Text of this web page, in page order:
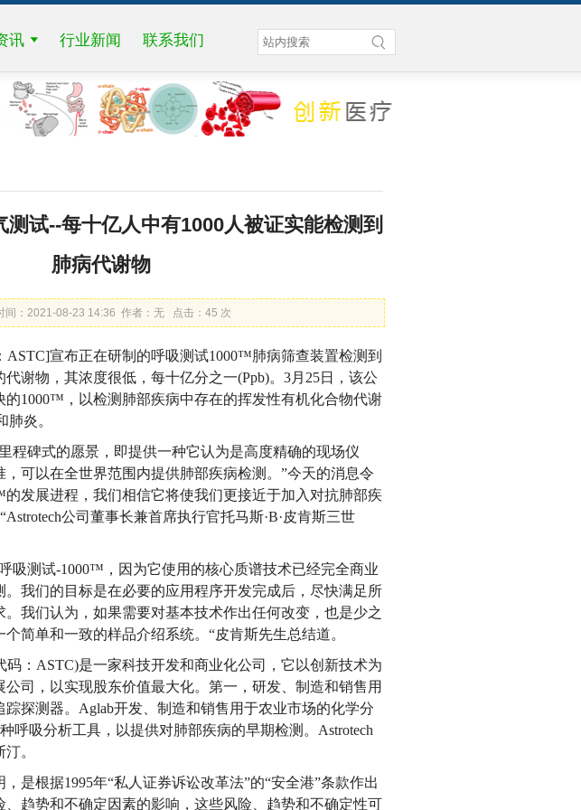
讯 行业新闻 联系我们
试--每十亿人中有1000人被证实能检测到
肺病代谢物
间：2021-08-23 14:36 作者：无 点击： 45 次
宣布正在研制的呼吸测试1000™肺病筛查装置检测到
谢物，其浓度很低，每十亿分之一(Ppb)。3月25日，该公
的1000™，以检测肺部疾病中存在的挥发性有机化合物代谢
炎。
碑式的愿景，即提供一种它认为是高度精确的现场仪
可以在全世界范围内提供肺部疾病检测。”今天的消息令
发展进程，我们相信它将使我们更接近于加入对抗肺部疾
公司董事长兼首席执行官托马斯·B·皮肯斯三世
测试-1000™，因为它使用的核心质谱技术已经完全商业
我们的目标是在必要的应用程序开发完成后，尽快满足所
我们认为，如果需要对基本技术作出任何改变，也是少之
简单和一致的样品介绍系统。“皮肯斯先生总结道。
：ASTC)是一家科技开发和商业化公司，它以创新技术为
司，以实现股东价值最大化。第一，研发、制造和销售用
探测器。Aglab开发、制造和销售用于农业市场的化学分
呼吸分析工具，以提供对肺部疾病的早期检测。Astrotech
。
根据1995年“私人证券诉讼改革法”的“安全港”条款作出
、趋势和不确定因素的影响，这些风险、趋势和不确定性可